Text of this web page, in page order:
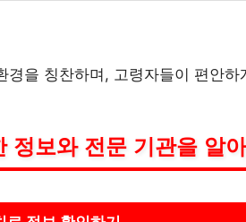
을 칭찬하며, 고령자들이 편안
정보와 전문 기관을 알